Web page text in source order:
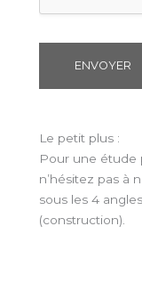
f
r
r
e
c
o
ENVOYER
Le petit plus :
Pour une étude
n’hésitez pas à
sous les 4
(construction).